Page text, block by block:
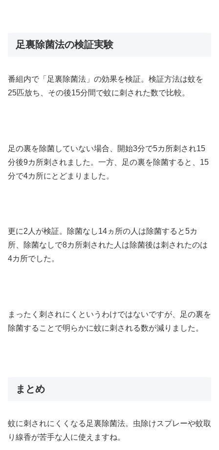
足裏除菌法の検証実験
番組内で「足裏除菌法」の効果を検証。検証方法は蚊を
25匹放ち、その後15分間で蚊に刺された数で比較。
足の裏を除菌していない場合、開始3分で5カ所刺され15
分後9カ所刺されました。一方、足の裏を除菌すると、15
分で4カ所にとどまりました。
更に2人が検証。除菌なし14ヵ所の人は除菌すると5カ
所、除菌なしで8カ所刺された人は除菌後は刺されたのは
4カ所でした。
まったく刺されにくというわけではないですが、足の裏を
除菌することで明らかに蚊に刺される数が減りました。
まとめ
蚊に刺されにくくなる足裏除菌法。虫除けスプレーや蚊取
り線香が苦手な人に使えますね。